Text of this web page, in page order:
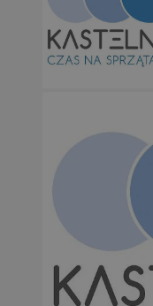
Niezbędne
takich jak
można
QeSessID